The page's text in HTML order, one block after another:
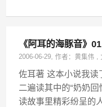
《阿耳的海豚音》
2006-06-29, 作者：黄集伟 ,
佐耳著 这本小说我读
二遍读其中的“奶奶回
读故事里精彩纷呈的